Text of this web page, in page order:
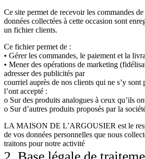
Ce site permet de recevoir les commandes
données collectées à cette occasion sont
un fichier clients.
Ce fichier permet de :
• Gérer les commandes, le paiement et la
• Mener des opérations de marketing
adresser des publicités par
courriel auprès de nos clients qui ne s’y sont
l’ont accepté :
o Sur des produits analogues à ceux qu’ils
o Sur d’autres produits proposés par la
LA MAISON DE L’ARGOUSIER est le
de vos données personnelles que nous
traitons pour notre activité